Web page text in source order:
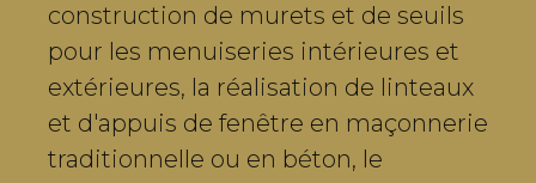
construction de murets et de seuils
pour les menuiseries intérieures et
extérieures, la réalisation de linteaux
et d'appuis de fenêtre en maçonnerie
traditionnelle ou en béton, le